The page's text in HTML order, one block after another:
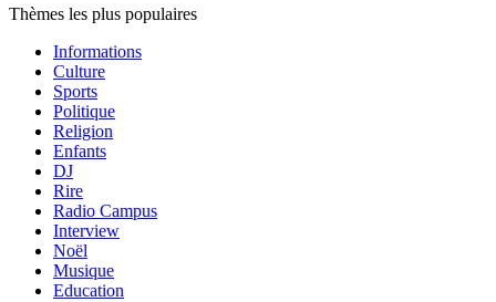
Thèmes les plus populaires
Informations
Culture
Sports
Politique
Religion
Enfants
DJ
Rire
Radio Campus
Interview
Noël
Musique
Education